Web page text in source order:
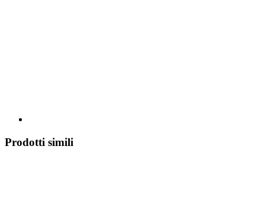
Prodotti simili